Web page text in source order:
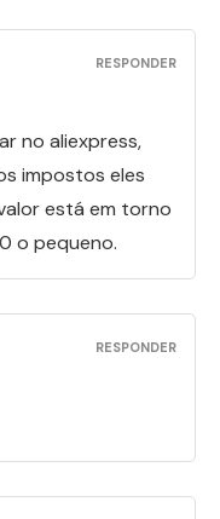
no aliexpress,
impostos eles
está em torno
o pequeno.
RESPONDER
RESPONDER